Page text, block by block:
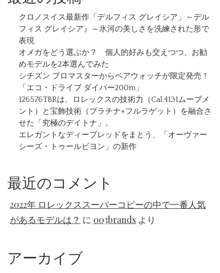
クロノスイス最新作「デルフィス グレイシア」～デル
フィス グレイシア』～氷河の美しさを洗練された形で
表現
オメガをどう選ぶか？ 個人的好みも交えつつ、お勧
めモデルを2本選んでみた
シチズン プロマスターからペアウォッチが限定発売！
「エコ・ドライブ ダイバー200m」
126576TBRは、ロレックスの技術力（Cal.4131ムーブメ
ント）と宝飾技術（プラチナ+フルラゲット）を融合さ
せた「究極のデイトナ」。
エレガントなディープレッドをまとう、「オーヴァー
シーズ・トゥールビヨン」の新作
最近のコメント
2022年 ロレックススーパーコピーの中で一番人気
があるモデルは？ に 003brands より
アーカイブ